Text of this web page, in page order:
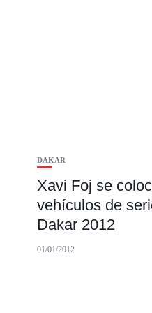
DAKAR
Xavi Foj se
vehículos de
Dakar 2012
01/01/2012